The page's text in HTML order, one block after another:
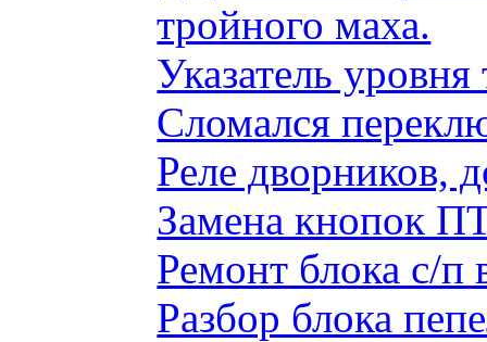
тройного маха.
Указатель
Сломался
Реле дворников,
Замена кнопок
Ремонт блока с/п
Разбор блока